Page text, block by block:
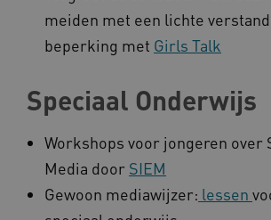
meiden met een lichte
beperking met Girls Talk
Speciaal Onderwijs
Workshops voor jongeren over
Media door SIEM
Gewoon mediawijzer: lessen